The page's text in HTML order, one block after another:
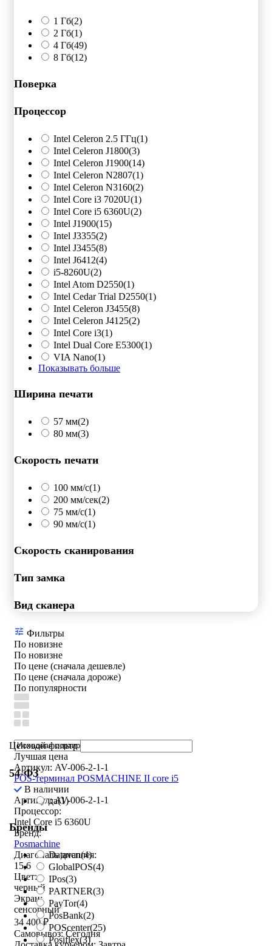
1 Гб(2)
2 Гб(1)
4 Гб(49)
8 Гб(12)
Поверка
Процессор
Intel Celeron 2.5 ГГц(1)
Intel Celeron J1800(3)
Intel Celeron J1900(14)
Intel Celeron N2807(1)
Intel Celeron N3160(2)
Intel Core i3 7020U(1)
Intel Core i5 6360U(2)
Intel J1900(15)
Intel J3355(2)
Intel J3455(8)
Intel J6412(4)
i5-8260U(2)
Intel Atom D2550(1)
Intel Cedar Trial D2550(1)
Intel Celeron J3455(8)
Intel Celeron J4125(2)
Intel Core i3(1)
Intel Dual Core E5300(1)
VIA Nano(1)
Показывать больше
Ширина печати
57 мм(2)
80 мм(3)
Скорость печати
100 мм/с(1)
200 мм/сек(2)
75 мм/с(1)
90 мм/с(1)
Скорость сканирования
Тип замка
Вид сканера
Фильтры
По новизне
По новизне
По цене (сначала дешевле)
По цене (сначала дороже)
По популярности
Ценовой фильтр
54-ФЗ
да(1)
Бренды
Datavan(4)
GlobalPOS(4)
IPos(3)
PARTNER(3)
PayTor(4)
PosBank(2)
POScenter(25)
Posiflex(3)
Лучшая цена
Артикул: AV-006-2-1-1
POS-терминал POSMACHINE II core i5
В наличии
Артикул: AV-006-2-1-1
Процессор:
Intel Core i5 6360U
Бренд:
Posmachine
Диагональ дисплея:
15,6
Цвет:
черный
Экран:
сенсорный
34 400₽
Самовывоз:Сегодня